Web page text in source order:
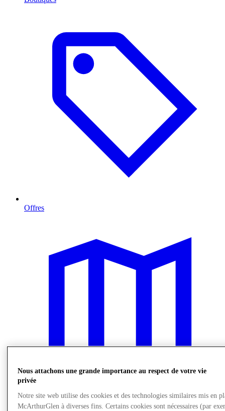
Offres
Nous attachons une grande importance au respect de votre vie
privée
Notre site web utilise des cookies et des technologies similaires mis en
McArthurGlen à diverses fins. Certains cookies sont nécessaires (par